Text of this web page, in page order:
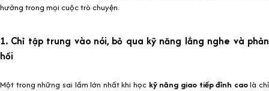
hưởng trong mọi cuộc trò chuyện.
1. Chỉ tập trung vào nói, bỏ qua kỹ năng lắng nghe và phản
hồi
Một trong những sai lầm lớn nhất khi học kỹ năng giao tiếp đỉnh caolà chỉ